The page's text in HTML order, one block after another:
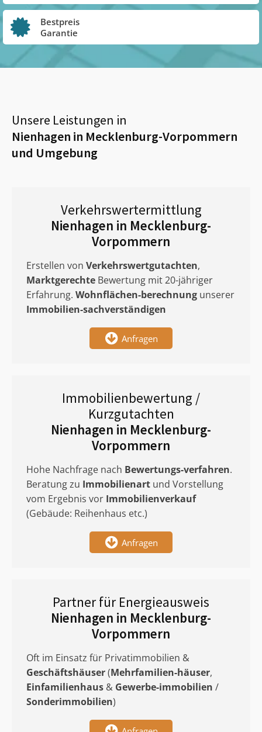
Bestpreis
Garantie
Unsere Leistungen in
Nienhagen in Mecklenburg-Vorpommern
und Umgebung
Verkehrswertermittlung
Nienhagen in Mecklenburg-
Vorpommern
Erstellen von Verkehrswertgutachten,
Marktgerechte Bewertung mit 20-jähriger
Erfahrung. Wohnflächen-berechnung unserer
Immobilien-sachverständigen
Anfragen
Immobilienbewertung /
Kurzgutachten
Nienhagen in Mecklenburg-
Vorpommern
Hohe Nachfrage nach Bewertungs-verfahren.
Beratung zu Immobilienart und Vorstellung
vom Ergebnis vor Immobilienverkauf
(Gebäude: Reihenhaus etc.)
Anfragen
Partner für Energieausweis
Nienhagen in Mecklenburg-
Vorpommern
Oft im Einsatz für Privatimmobilien &
Geschäftshäuser(Mehrfamilien-häuser,
Einfamilienhaus & Gewerbe-immobilien /
Sonderimmobilien)